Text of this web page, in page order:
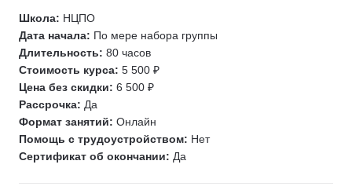
Школа: НЦПО
Дата начала: По мере набора группы
Длительность: 80 часов
Стоимость курса: 5 500 ₽
Цена без скидки: 6 500 ₽
Рассрочка: Да
Формат занятий: Онлайн
Помощь с трудоустройством: Нет
Сертификат об окончании: Да